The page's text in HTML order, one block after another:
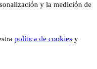
y la medición de
política de cookies y